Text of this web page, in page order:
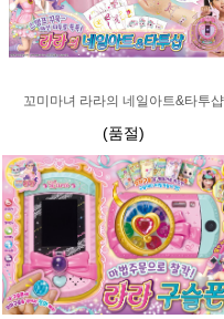
꼬미마녀 라라의 네일아트&타투샵
(품절)